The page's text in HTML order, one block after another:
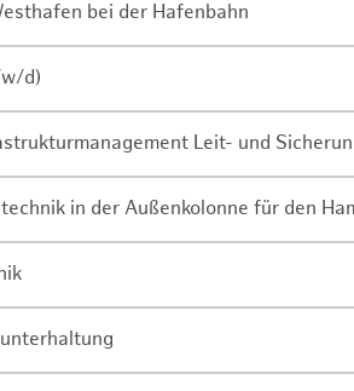
bei der Hafenbahn
d)
Leit- und
in der Außenkolonne für den